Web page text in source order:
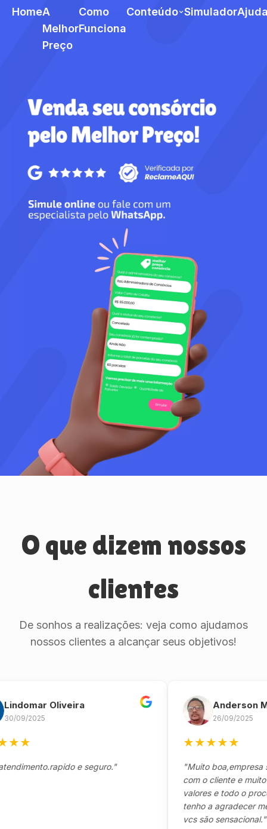
HomeA
Melhor
Preço
Como
Funciona
Conteúdo Simulador
O que dizem nossos
clientes
De sonhos a realizações: veja como ajudamos
nossos clientes a alcançar seus objetivos!
Oliveira
2025
e seguro."
Anderson
26/09/2025
★★★
"Muito boa,empresa séria
com o cliente e muito
valores e todo o processo
tenho a agradecer
vcs são sensacional."